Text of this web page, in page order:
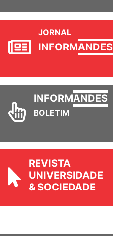
JORNAL
INFORMANDES
INFORMANDES
BOLETIM
REVISTA
UNIVERSIDADE
& SOCIEDADE